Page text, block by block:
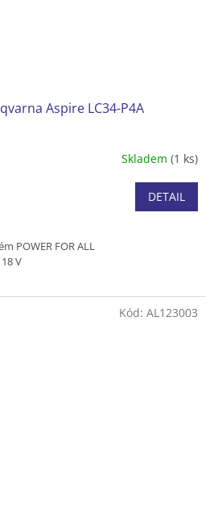
Aspire LC34-P4A
Skladem (1 ks)
DETAIL
POWER FOR ALL
V
Kód: AL123003